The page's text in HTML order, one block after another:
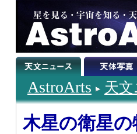
AstroArts 天
木星の衛星